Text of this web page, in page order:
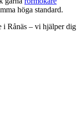
höga standard.
i Rånäs – vi hjälper dig